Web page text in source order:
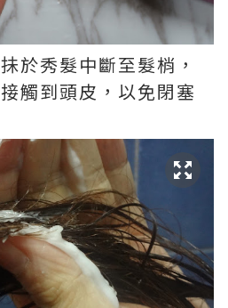
於秀髮中斷至髮梢，
觸到頭皮，以免閉塞